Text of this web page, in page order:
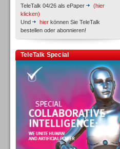
TeleTalk 04/26 als ePaper
(hier
klicken)
Und
hier können Sie TeleTalk
bestellen oder abonnieren!
TeleTalk Special
Personal
Personal